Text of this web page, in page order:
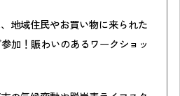
地域住民やお買い物に来られた
加！賑わいのあるワークショッ